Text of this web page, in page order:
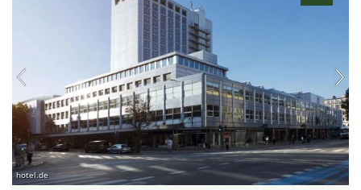
hotel.de